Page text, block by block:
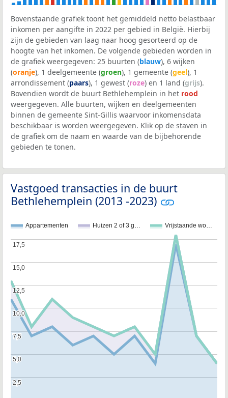
Bovenstaande grafiek toont het gemiddeld netto belastbaar
inkomen per aangifte in 2022 per gebied in België. Hierbij
zijn de gebieden van laag naar hoog gesorteerd op de
hoogte van het inkomen. De volgende gebieden worden in
de grafiek weergegeven: 25 buurten (blauw), 6 wijken
(oranje), 1 deelgemeente (groen), 1 gemeente (geel), 1
arrondissement (paars), 1 gewest (roze) en 1 land (grijs).
Bovendien wordt de buurt Bethlehemplein in het rood
weergegeven. Alle buurten, wijken en deelgemeenten
binnen de gemeente Sint-Gillis waarvoor inkomensdata
beschikbaar is worden weergegeven. Klik op de staven in
de grafiek om de naam en waarde van de bijbehorende
gebieden te tonen.
Vastgoed transacties in de buurt
Bethlehemplein (2013 -2023)
Appartementen Huizen 2 of 3 g… Vrijstaande wo…
2,5
2,5
5,0
5,0
7,5
7,5
10,0
10,0
12,5
12,5
15,0
15,0
17,5
17,5